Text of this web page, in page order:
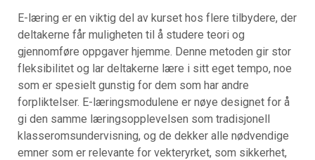
E-læring er en viktig del av kurset hos flere tilbydere, der
deltakerne får muligheten til å studere teori og
gjennomføre oppgaver hjemme. Denne metoden gir stor
fleksibilitet og lar deltakerne lære i sitt eget tempo, noe
som er spesielt gunstig for dem som har andre
forpliktelser. E-læringsmodulene er nøye designet for å
gi den samme læringsopplevelsen som tradisjonell
klasseromsundervisning, og de dekker alle nødvendige
emner som er relevante for vekteryrket, som sikkerhet,